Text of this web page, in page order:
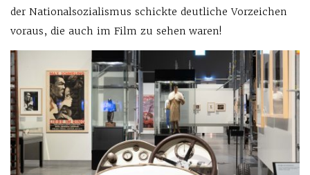
der Nationalsozialismus schickte deutliche Vorzeichen
voraus, die auch im Film zu sehen waren!